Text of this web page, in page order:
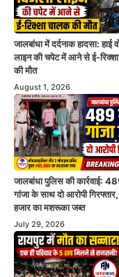
जालबांधा में दर्दनाक हादसा: हाई
लाइन की चपेट में आने से ई-
की मौत
August 1, 2026
जालबांधा पुलिस की कार्रवाई:
गांजा के साथ दो आरोपी
हजार का मशरूका जब्त
July 29, 2026